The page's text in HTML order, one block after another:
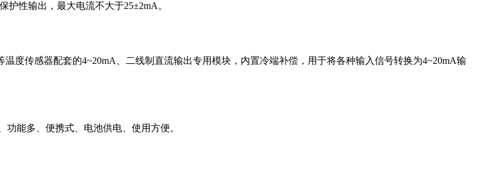
性输出，最大电流不大于25±2mA。
度传感器配套的4~20mA、二线制直流输出专用模块，内置冷端补偿，用于将各种输入信号转换为4~20mA输
功能多、便携式、电池供电、使用方便。